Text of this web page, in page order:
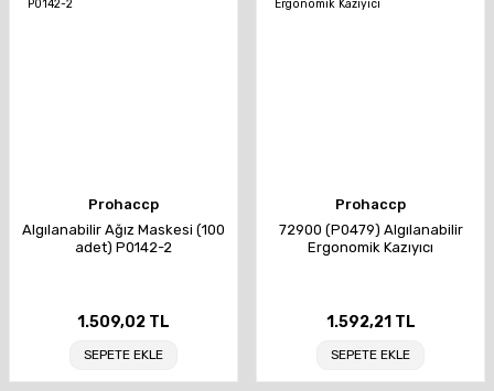
Prohaccp
Algılanabilir Ağız Maskesi (100
adet) P0142-2
1.509,02 TL
SEPETE EKLE
Prohaccp
72900 (P0479) Algılanabilir
Ergonomik Kazıyıcı
1.592,21 TL
SEPETE EKLE